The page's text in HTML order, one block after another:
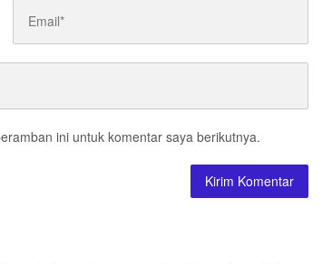
ini untuk komentar saya berikutnya.